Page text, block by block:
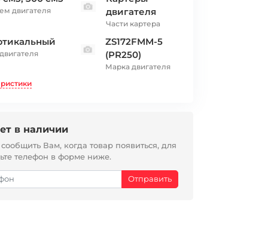
двигателя
двигателя
Части картера
ZS172FMM-5
(PR250)
Марка двигателя
в наличии
Вам, когда товар появиться, для
телефон в форме ниже.